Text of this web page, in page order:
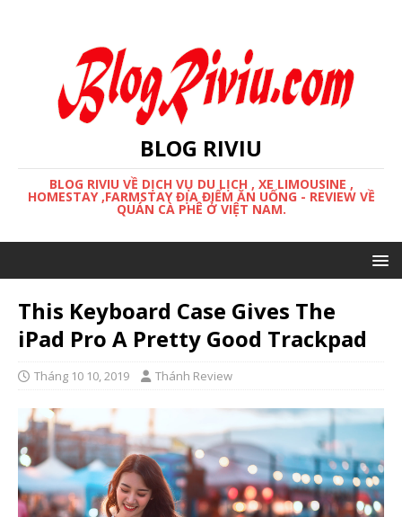
BLOG RIVIU
BLOG RIVIU VỀ DỊCH VỤ DU LỊCH , XE LIMOUSINE ,
HOMESTAY ,FARMSTAY ĐỊA ĐIỂM ĂN UỐNG - REVIEW VỀ
QUÁN CÀ PHÊ Ở VIỆT NAM.
This Keyboard Case Gives The
iPad Pro A Pretty Good Trackpad
Tháng 10 10, 2019 Thánh Review